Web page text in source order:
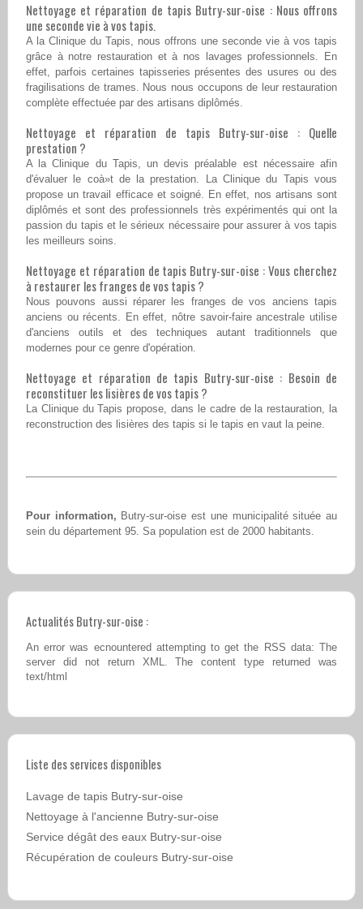
Nettoyage et réparation de tapis Butry-sur-oise : Nous offrons
une seconde vie à vos tapis.
A la Clinique du Tapis, nous offrons une seconde vie à vos tapis
grâce à notre restauration et à nos lavages professionnels. En
effet, parfois certaines tapisseries présentes des usures ou des
fragilisations de trames. Nous nous occupons de leur restauration
complète effectuée par des artisans diplômés.
Nettoyage et réparation de tapis Butry-sur-oise : Quelle
prestation ?
A la Clinique du Tapis, un devis préalable est nécessaire afin
d'évaluer le coà»t de la prestation. La Clinique du Tapis vous
propose un travail efficace et soigné. En effet, nos artisans sont
diplômés et sont des professionnels très expérimentés qui ont la
passion du tapis et le sérieux nécessaire pour assurer à vos tapis
les meilleurs soins.
Nettoyage et réparation de tapis Butry-sur-oise : Vous cherchez
à restaurer les franges de vos tapis ?
Nous pouvons aussi réparer les franges de vos anciens tapis
anciens ou récents. En effet, nôtre savoir-faire ancestrale utilise
d'anciens outils et des techniques autant traditionnels que
modernes pour ce genre d'opération.
Nettoyage et réparation de tapis Butry-sur-oise : Besoin de
reconstituer les lisières de vos tapis ?
La Clinique du Tapis propose, dans le cadre de la restauration, la
reconstruction des lisières des tapis si le tapis en vaut la peine.
Pour information, Butry-sur-oise est une municipalité située au
sein du département 95. Sa population est de 2000 habitants.
Actualités Butry-sur-oise :
An error was ecnountered attempting to get the RSS data: The
server did not return XML. The content type returned was
text/html
Liste des services disponibles
Lavage de tapis Butry-sur-oise
Nettoyage à l'ancienne Butry-sur-oise
Service dégât des eaux Butry-sur-oise
Récupération de couleurs Butry-sur-oise